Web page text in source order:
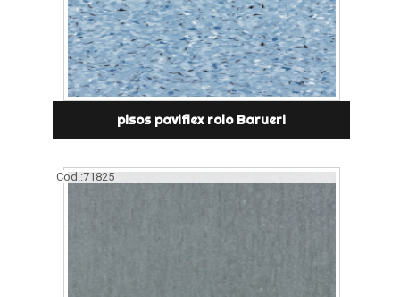
pisos paviflex rolo Barueri
Cod.:71825